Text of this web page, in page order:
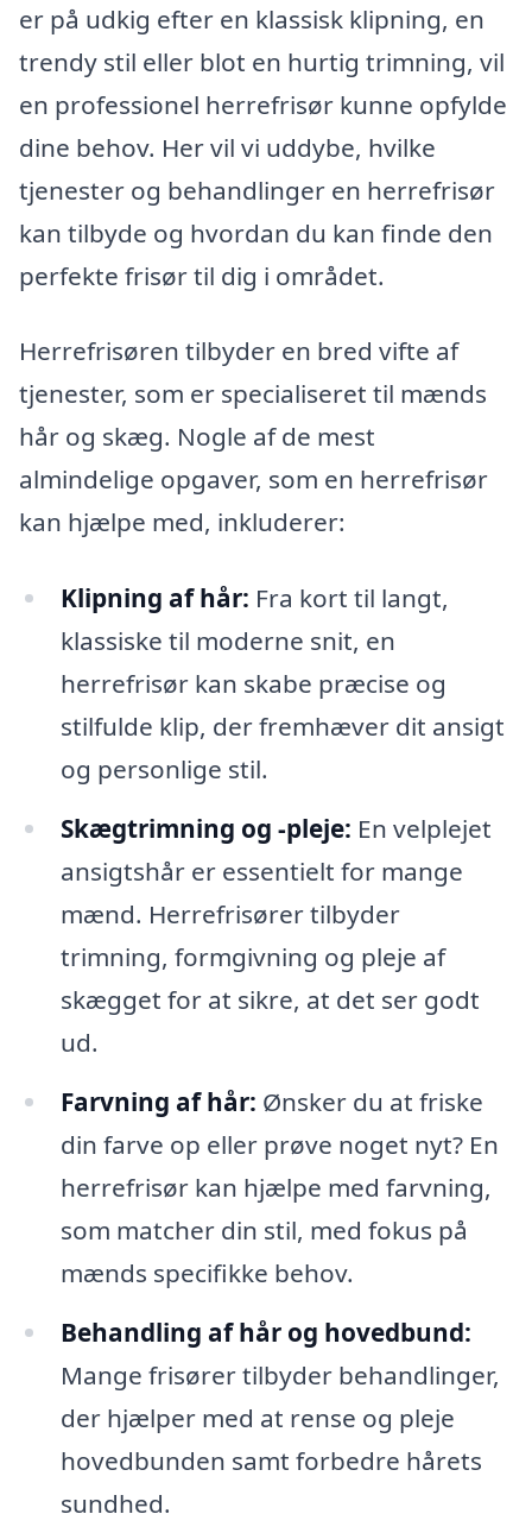
er på udkig efter en klassisk klipning, en
trendy stil eller blot en hurtig trimning, vil
en professionel herrefrisør kunne opfylde
dine behov. Her vil vi uddybe, hvilke
tjenester og behandlinger en herrefrisør
kan tilbyde og hvordan du kan finde den
perfekte frisør til dig i området.
Herrefrisøren tilbyder en bred vifte af
tjenester, som er specialiseret til mænds
hår og skæg. Nogle af de mest
almindelige opgaver, som en herrefrisør
kan hjælpe med, inkluderer:
Klipning af hår: Fra kort til langt,
klassiske til moderne snit, en
herrefrisør kan skabe præcise og
stilfulde klip, der fremhæver dit ansigt
og personlige stil.
Skægtrimning og -pleje: En velplejet
ansigtshår er essentielt for mange
mænd. Herrefrisører tilbyder
trimning, formgivning og pleje af
skægget for at sikre, at det ser godt
ud.
Farvning af hår: Ønsker du at friske
din farve op eller prøve noget nyt? En
herrefrisør kan hjælpe med farvning,
som matcher din stil, med fokus på
mænds specifikke behov.
Behandling af hår og hovedbund:
Mange frisører tilbyder behandlinger,
der hjælper med at rense og pleje
hovedbunden samt forbedre hårets
sundhed.